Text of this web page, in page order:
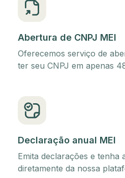
Abertura de CNPJ MEI
Oferecemos serviço de
ter seu CNPJ em apenas
Declaração anual MEI
Emita declarações e tenha
diretamente da nossa